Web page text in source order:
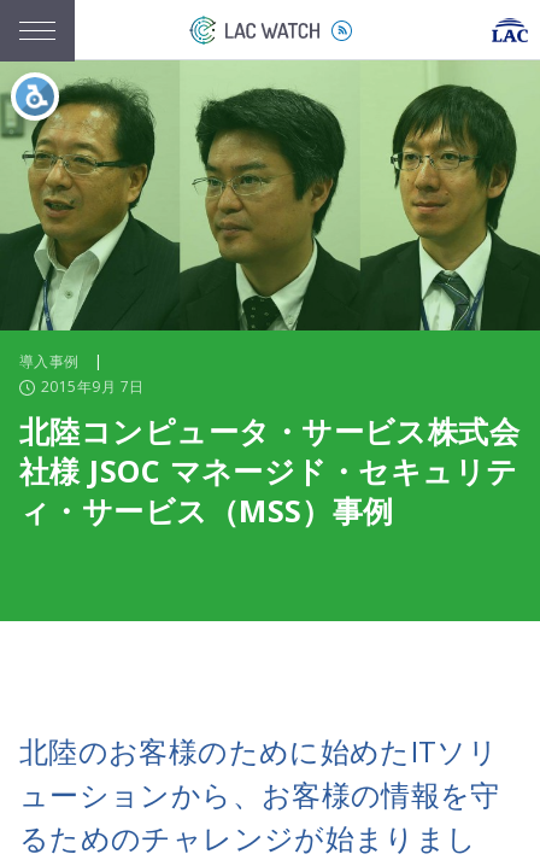
導入事例
|
2015年9月 7日
北陸コンピュータ・サービス株式会
社様 JSOC マネージド・セキュリテ
ィ・サービス（MSS）事例
北陸のお客様のために始めたITソリ
ューションから、お客様の情報を守
るためのチャレンジが始まりまし